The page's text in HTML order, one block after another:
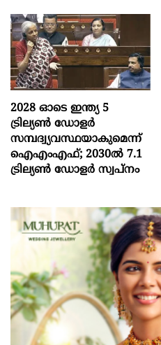
2028 ഓടെ ഇന്ത്യ 5
ട്രില്യണ്‍ ഡോളര്‍
സമ്പദ്വ്യവസ്ഥയാകുമെന്ന്
ഐഎംഎഫ്; 2030ല്‍ 7.1
ട്രില്യണ്‍ ഡോളര്‍ സ്വപ്നം